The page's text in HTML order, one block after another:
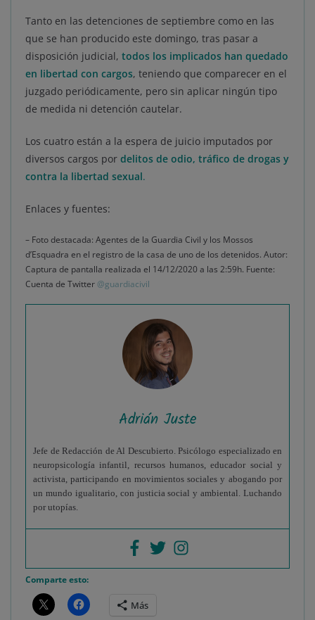
Tanto en las detenciones de septiembre como en las
que se han producido este domingo, tras pasar a
disposición judicial, todos los implicados han quedado
en libertad con cargos, teniendo que comparecer en el
juzgado periódicamente, pero sin aplicar ningún tipo
de medida ni detención cautelar.
Los cuatro están a la espera de juicio imputados por
diversos cargos por delitos de odio, tráfico de drogas y
contra la libertad sexual.
Enlaces y fuentes:
– Foto destacada: Agentes de la Guardia Civil y los Mossos
d’Esquadra en el registro de la casa de uno de los detenidos. Autor:
Captura de pantalla realizada el 14/12/2020 a las 2:59h. Fuente:
Cuenta de Twitter @guardiacivil
Adrián Juste
Jefe de Redacción de Al Descubierto. Psicólogo especializado en
neuropsicología infantil, recursos humanos, educador social y
activista, participando en movimientos sociales y abogando por
un mundo igualitario, con justicia social y ambiental. Luchando
por utopías.
Comparte esto:
Más